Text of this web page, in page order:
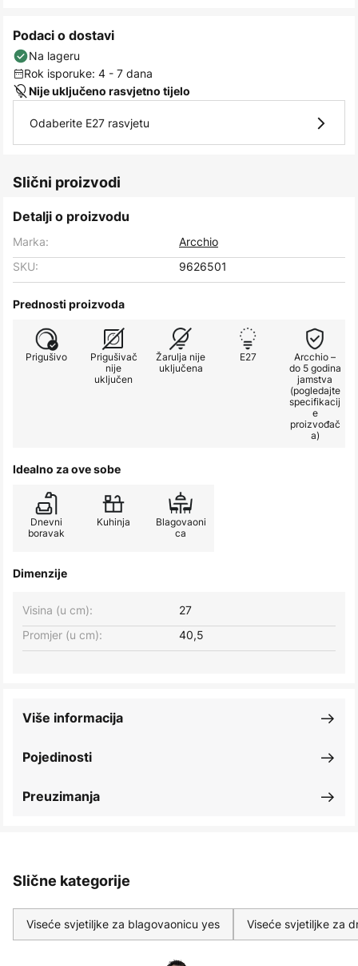
Podaci o dostavi
Na lageru
Rok isporuke: 4 - 7 dana
Nije uključeno rasvjetno tijelo
Odaberite E27 rasvjetu
Slični proizvodi
Detalji o proizvodu
Marka:
Arcchio
SKU:
9626501
Prednosti proizvoda
Prigušivo
Prigušivač
nije
uključen
Žarulja nije
uključena
E27
Arcchio –
do 5 godina
jamstva
(pogledajte
specifikacij
e
proizvođač
a)
Idealno za ove sobe
Dnevni
boravak
Kuhinja
Blagovaoni
ca
Dimenzije
Visina (u cm):
27
Promjer (u cm):
40,5
Pojedinosti
Više informacija
Preuzimanja
Slične kategorije
Viseće svjetiljke za blagovaonicu yes Viseće svjetiljke za